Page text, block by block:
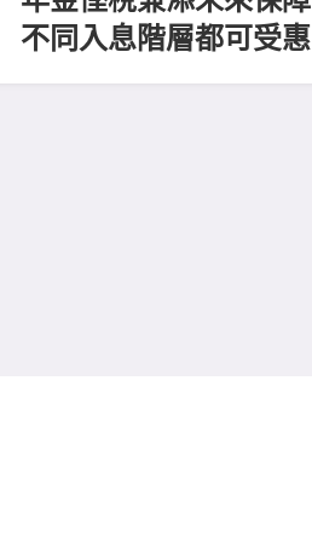
不同入息階層都可受惠